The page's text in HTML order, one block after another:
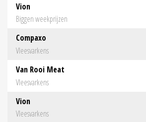
Vion
Biggen weekprijzen
Compaxo
Vleesvarkens
Van Rooi Meat
Vleesvarkens
Vion
Vleesvarkens